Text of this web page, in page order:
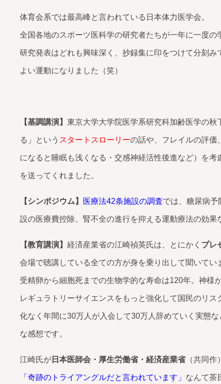
体育会系では最高峰と言われている日本体力医学会。
全国各地のスポーツ医科学の研究者たちが一年に一度
研究発表はどれも興味深く、抄録集に印をつけて分刻
よい運動になりました（笑）
【基調講演】 東京大学大学院医学系研究科加齢医学の
る」という スタートスローリーの話や、フレイルの評価
になると睡眠も浅くなる・交感神経活性後進など）を
を送ってくれました。
【シンポジウム】 医療法42条施設の調査では、糖尿病
設の医療費控除、腎不全の進行を抑える運動療法の効
【教育講演】 経済産業省の江崎禎英氏は、とにかく プレ
会場で聴講している全ての方が身を乗り出して聞いてい
受精卵から細胞死までの生物学的な寿命は120年。神様
レギュラトリーサイエンスをもっと強化して国民のリ
化なく年間に30万人が入会して30万人辞めていく実態
な感想です。
江崎氏が 日本医師会・厚生労働省・経済産業省（共同作
「奇跡のトライアングルだと言われています」 なんて茶